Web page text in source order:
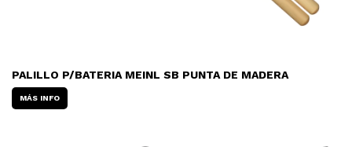
PALILLO P/BATERIA MEINL SB PUNTA DE MADERA
MÁS INFO